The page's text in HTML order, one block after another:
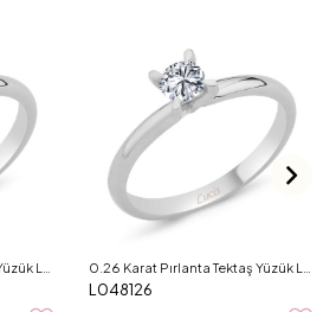
L048126